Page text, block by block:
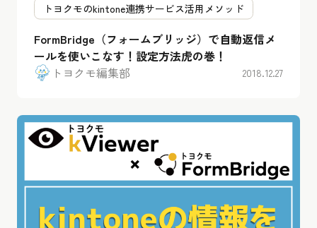
トヨクモのkintone連携サービス活用メソッド
FormBridge（フォームブリッジ）で自動返信メ
ールを使いこなす！設定方法虎の巻！
トヨクモ編集部
2018.12.27